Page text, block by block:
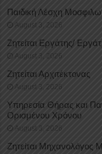
Παιδική Λέσχη
August 3, 2026
Ζητείται Εργάτης/
August 3, 2026
Ζητείται Αρχιτέκτονας
August 3, 2026
Υπηρεσία Θήρας και
Oρισμένου Xρόνου
August 3, 2026
Ζητείται Μηχανολόγος